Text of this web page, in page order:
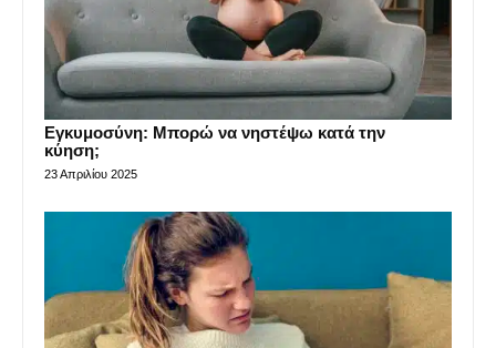
Εγκυμοσύνη: Μπορώ να νηστέψω κατά την
κύηση;
23 Απριλίου 2025